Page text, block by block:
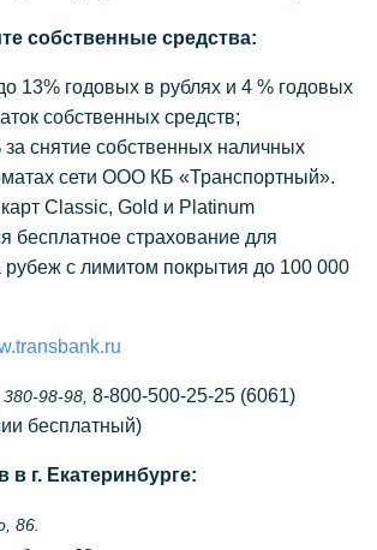
собственные средства:
13% годовых в рублях и 4 % годовых
собственных средств;
за снятие собственных наличных
сети ООО КБ «Транспортный».
Classic, Gold и Platinum
бесплатное страхование для
с лимитом покрытия до 100 000
380-98-98, 8-800-500-25-25 (6061)
бесплатный)
г. Екатеринбурге:
86.